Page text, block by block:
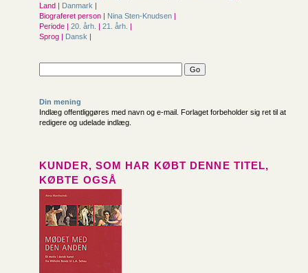
Land | Danmark |
Biograferet person | Nina Sten-Knudsen |
Periode | 20. årh. | 21. årh. |
Sprog | Dansk |
Din mening
Indlæg offentliggøres med navn og e-mail. Forlaget forbeholder sig ret til at
redigere og udelade indlæg.
KUNDER, SOM HAR KØBT DENNE TITEL,
KØBTE OGSÅ